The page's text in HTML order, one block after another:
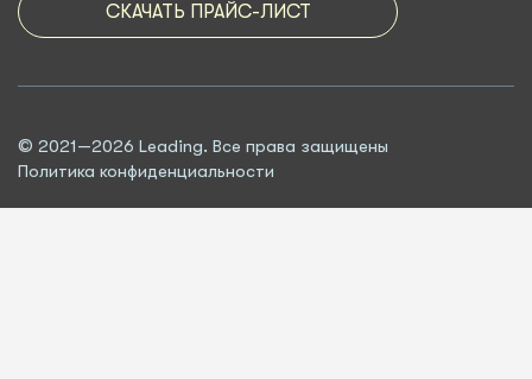
СКАЧАТЬ ПРАЙС-ЛИСТ
© 2021—2026 Leading. Все права защищены
Политика конфиденциальности